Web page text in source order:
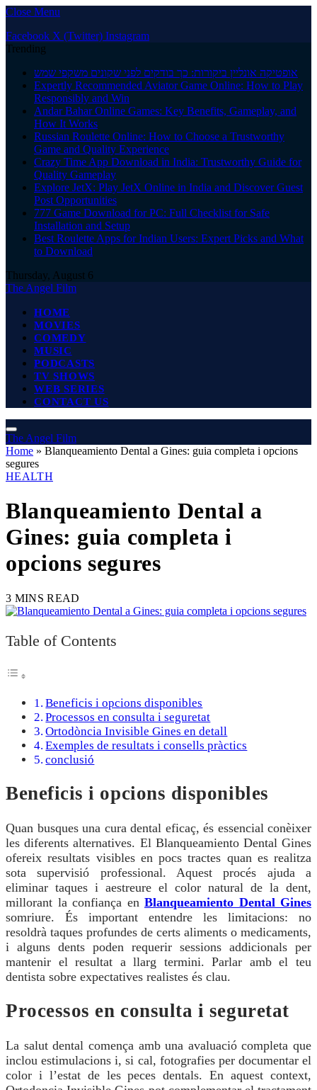
Close Menu
Facebook X (Twitter) Instagram
Trending
אופטיקה אונליין ביקורות: כך בודקים לפני שקונים משקפי שמש
Expertly Recommended Aviator Game Online: How to Play
Responsibly and Win
Andar Bahar Online Games: Key Benefits, Gameplay, and
How It Works
Russian Roulette Online: How to Choose a Trustworthy
Game and Quality Experience
Crazy Time App Download in India: Trustworthy Guide for
Quality Gameplay
Explore JetX: Play JetX Online in India and Discover Guest
Post Opportunities
777 Game Download for PC: Full Checklist for Safe
Installation and Setup
Best Roulette Apps for Indian Users: Expert Picks and What
to Download
Thursday, August 6
The Angel Film
HOME
MOVIES
COMEDY
MUSIC
PODCASTS
TV SHOWS
WEB SERIES
CONTACT US
The Angel Film
Home » Blanqueamiento Dental a Gines: guia completa i opcions
segures
HEALTH
Blanqueamiento Dental a
Gines: guia completa i
opcions segures
3 MINS READ
Table of Contents
Beneficis i opcions disponibles
Processos en consulta i seguretat
Ortodòncia Invisible Gines en detall
Exemples de resultats i consells pràctics
conclusió
Beneficis i opcions disponibles
Quan busques una cura dental eficaç, és essencial conèixer
les diferents alternatives. El Blanqueamiento Dental Gines
ofereix resultats visibles en pocs tractes quan es realitza
sota supervisió professional. Aquest procés ajuda a
eliminar taques i aestreure el color natural de la dent,
millorant la confiança en Blanqueamiento Dental Gines
somriure. És important entendre les limitacions: no
resoldrà taques profundes de certs aliments o medicaments,
i alguns dents poden requerir sessions addicionals per
mantenir el resultat a llarg termini. Parlar amb el teu
dentista sobre expectatives realistes és clau.
Processos en consulta i seguretat
La salut dental comença amb una avaluació completa que
inclou estimulacions i, si cal, fotografies per documentar el
color i l’estat de les peces dentals. En aquest context,